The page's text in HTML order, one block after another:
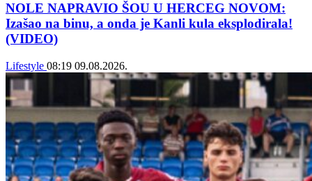
NOLE NAPRAVIO ŠOU U HERCEG NOVOM:
Izašao na binu, a onda je Kanli kula eksplodirala!
(VIDEO)
Lifestyle 08:19 09.08.2026.